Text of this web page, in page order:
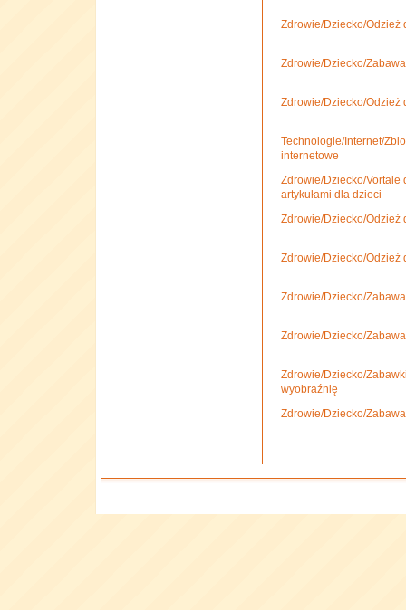
Zdrowie/Dziecko/Odzież
Zdrowie/Dziecko/
Zdrowie/Dziecko/Odzież
Technologie/Internet/
internetowe
Zdrowie/Dziecko/Vortale
artykułami dla dzieci
Zdrowie/Dziecko/Odzież
Zdrowie/Dziecko/Odzież
Zdrowie/Dziecko/
Zdrowie/Dziecko/
Zdrowie/Dziecko/
wyobraźnię
Zdrowie/Dziecko/